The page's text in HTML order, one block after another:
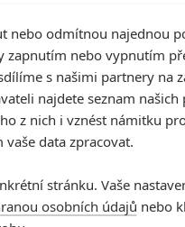
nebo odmítnou najednou
zapnutím nebo vypnutím
s našimi partnery na
najdete seznam našich
z nich i vznést námitku
data zpracovat.
stránku. Vaše
osobních údajů nebo